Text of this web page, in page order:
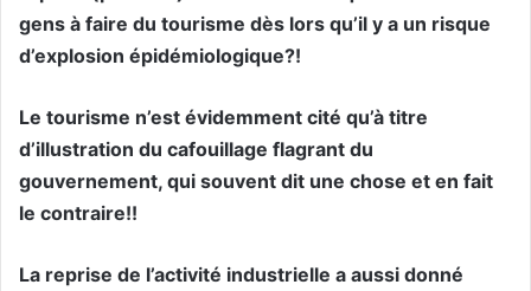
gens à faire du tourisme dès lors qu’il y a un risque
d’explosion épidémiologique?!
Le tourisme n’est évidemment cité qu’à titre
d’illustration du cafouillage flagrant du
gouvernement, qui souvent dit une chose et en fait
le contraire!!
La reprise de l’activité industrielle a aussi donné